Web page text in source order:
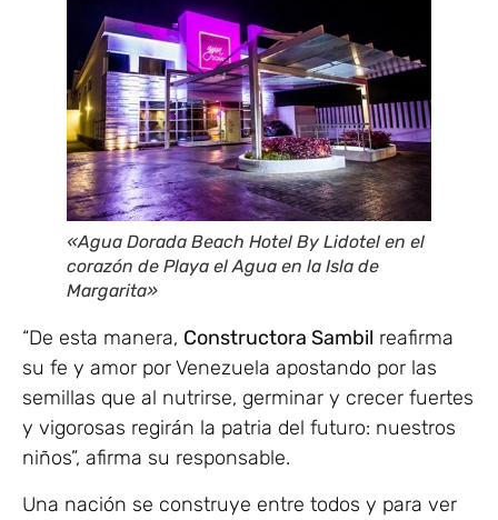
«Agua Dorada Beach Hotel By Lidotel en el
corazón de Playa el Agua en la Isla de
Margarita»
“De esta manera, Constructora Sambil reafirma
su fe y amor por Venezuela apostando por las
semillas que al nutrirse, germinar y crecer fuertes
y vigorosas regirán la patria del futuro: nuestros
niños”, afirma su responsable.
Una nación se construye entre todos y para ver